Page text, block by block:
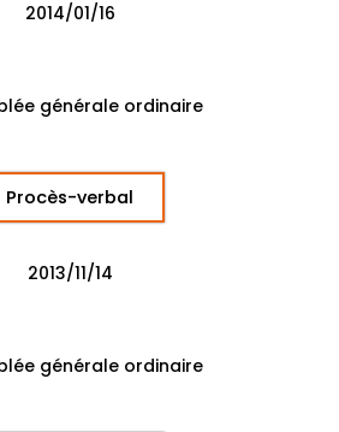
2014/01/16
générale ordinaire
Procès-verbal
2013/11/14
générale ordinaire